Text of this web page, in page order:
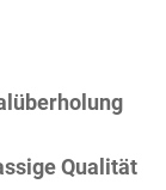
Qualität